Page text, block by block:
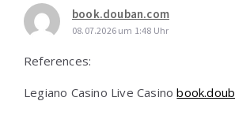
book.douban.com
08.07.2026 um 1:48 Uhr
References:
Legiano Casino Live Casino